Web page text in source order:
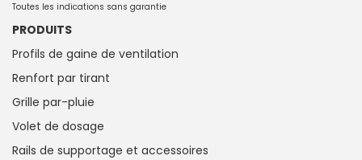
Toutes les indications sans garantie
PRODUITS
Profils de gaine de ventilation
Renfort par tirant
Grille par-pluie
Volet de dosage
Rails de supportage et accessoires